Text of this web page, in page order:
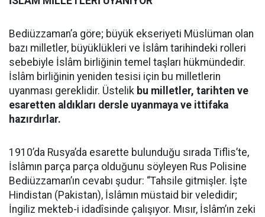
Bediüzzaman’a göre; büyük ekseriyeti Müslüman olan
bazı milletler, büyüklükleri ve İslâm tarihindeki rolleri
sebebiyle İslâm birliğinin temel taşları hükmündedir.
İslâm birliğinin yeniden tesisi için bu milletlerin
uyanması gereklidir. Üstelik bu milletler, tarihten ve
esaretten aldıkları dersle uyanmaya ve ittifaka
hazırdırlar.
1910’da Rusya’da esarette bulunduğu sırada Tiflis’te,
İslâmın parça parça olduğunu söyleyen Rus Polisine
Bediüzzaman’ın cevabı şudur: “Tahsile gitmişler. İşte
Hindistan (Pakistan), İslâmın müstaid bir veledidir;
İngiliz mekteb-i idadîsinde çalışıyor. Mısır, İslâm’ın zeki